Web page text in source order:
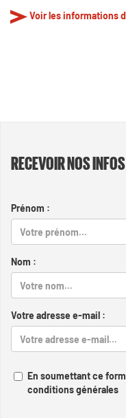
Voir les informations
RECEVOIR NOS INFOS
Prénom :
Nom :
Votre adresse e-mail :
En soumettant ce
conditions générales